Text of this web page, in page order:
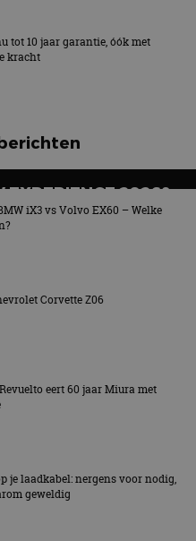
tot 10 jaar garantie, óók met
kracht
EXPERIENCE 2026?
26 september
iX3 vs Volvo EX60 – Welke
Corvette Z06
eert 60 jaar Miura met
je laadkabel: nergens voor nodig,
geweldig